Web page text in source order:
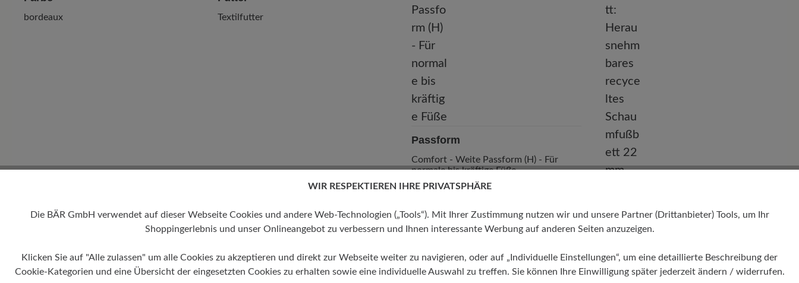
bordeaux Textilfutter
Passform
Comfort - Weite Passform (H) - Für
normale bis kräftige Füße
Herausnehmbares recyceltes
Schaumfußbett 22 mm mit Textilbezug
WIR RESPEKTIEREN IHRE PRIVATSPHÄRE
Die BÄR GmbH verwendet auf dieser Webseite Cookies und andere Web-Technologien („Tools“). Mit Ihrer Zustimmung nutzen wir und unsere Partner (Drittanbieter) Tools, um Ihr
Shoppingerlebnis und unser Onlineangebot zu verbessern und Ihnen interessante Werbung auf anderen Seiten anzuzeigen.
Klicken Sie auf "Alle zulassen" um alle Cookies zu akzeptieren und direkt zur Webseite weiter zu navigieren, oder auf „Individuelle Einstellungen“, um eine detaillierte Beschreibung der
Cookie-Kategorien und eine Übersicht der eingesetzten Cookies zu erhalten sowie eine individuelle Auswahl zu treffen. Sie können Ihre Einwilligung später jederzeit ändern / widerrufen.